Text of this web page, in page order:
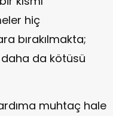
hiç
bırakılmakta;
daha da kötüsü
muhtaç hale